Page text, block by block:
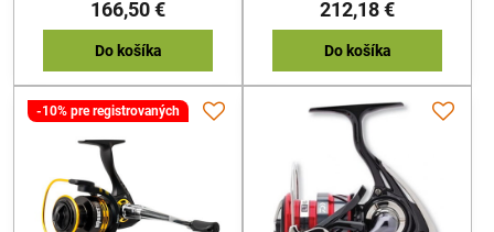
obsahujú mnoho predných
technológií Shimano pre „dlouhé
náhozy", v elegantných
najprodávanejšími v celej Európe.
166,50 €
Do košíka
náhradná cievka a vypĺňacie
podložky do cievky na redukciu
vlasca.
212,18 €
Do košíka
-10% pre registrovaných